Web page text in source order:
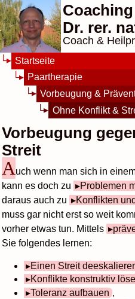
Dr. rer.
Coach &
Startseite
Paartherapie
Vorbeugung &
Ohne Konflikt &
Vorbeugung
Streit
Auch wenn man sich in
kann es doch zu
Problemen
daraus auch zu
Konflikten
muss gar nicht erst so weit
vorher etwas tun. Mittels
Sie folgendes lernen:
Einen Streit
Konflikte konstruktiv
Toleranz aufbauen ,